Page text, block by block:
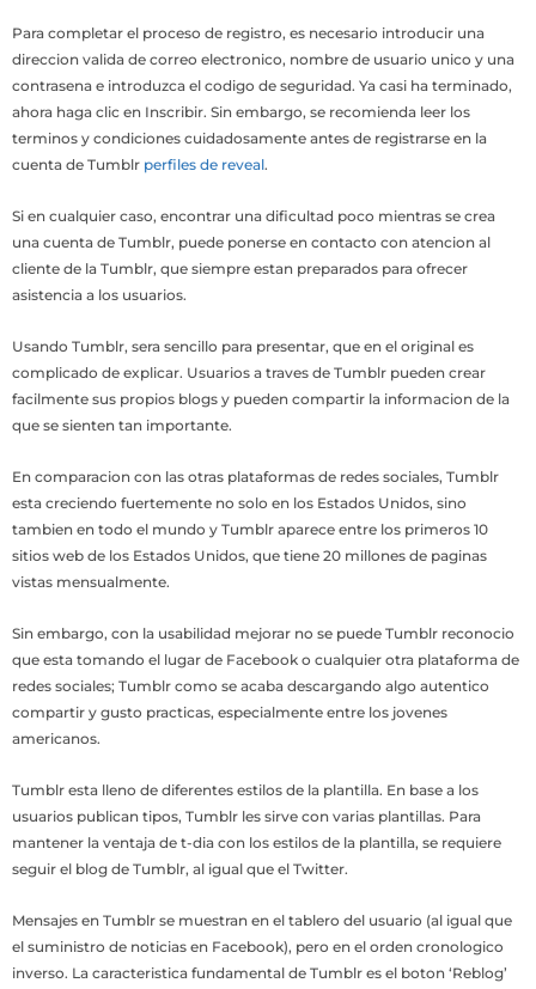
Para completar el proceso de registro, es necesario introducir una
direccion valida de correo electronico, nombre de usuario unico y una
contrasena e introduzca el codigo de seguridad. Ya casi ha terminado,
ahora haga clic en Inscribir. Sin embargo, se recomienda leer los
terminos y condiciones cuidadosamente antes de registrarse en la
cuenta de Tumblr perfiles de reveal.
Si en cualquier caso, encontrar una dificultad poco mientras se crea
una cuenta de Tumblr, puede ponerse en contacto con atencion al
cliente de la Tumblr, que siempre estan preparados para ofrecer
asistencia a los usuarios.
Usando Tumblr, sera sencillo para presentar, que en el original es
complicado de explicar. Usuarios a traves de Tumblr pueden crear
facilmente sus propios blogs y pueden compartir la informacion de la
que se sienten tan importante.
En comparacion con las otras plataformas de redes sociales, Tumblr
esta creciendo fuertemente no solo en los Estados Unidos, sino
tambien en todo el mundo y Tumblr aparece entre los primeros 10
sitios web de los Estados Unidos, que tiene 20 millones de paginas
vistas mensualmente.
Sin embargo, con la usabilidad mejorar no se puede Tumblr reconocio
que esta tomando el lugar de Facebook o cualquier otra plataforma de
redes sociales; Tumblr como se acaba descargando algo autentico
compartir y gusto practicas, especialmente entre los jovenes
americanos.
Tumblr esta lleno de diferentes estilos de la plantilla. En base a los
usuarios publican tipos, Tumblr les sirve con varias plantillas. Para
mantener la ventaja de t-dia con los estilos de la plantilla, se requiere
seguir el blog de Tumblr, al igual que el Twitter.
Mensajes en Tumblr se muestran en el tablero del usuario (al igual que
el suministro de noticias en Facebook), pero en el orden cronologico
inverso. La caracteristica fundamental de Tumblr es el boton ‘Reblog’